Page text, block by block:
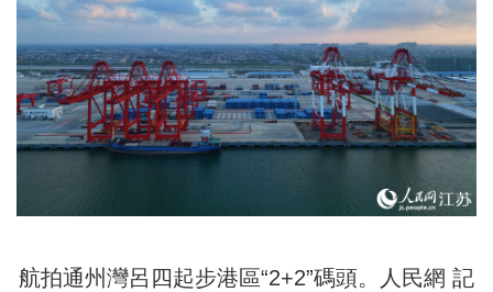
航拍通州灣呂四起步港區“2+2”碼頭。人民網 記